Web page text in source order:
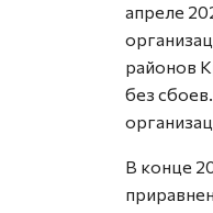
апреле
районов
без
В конце